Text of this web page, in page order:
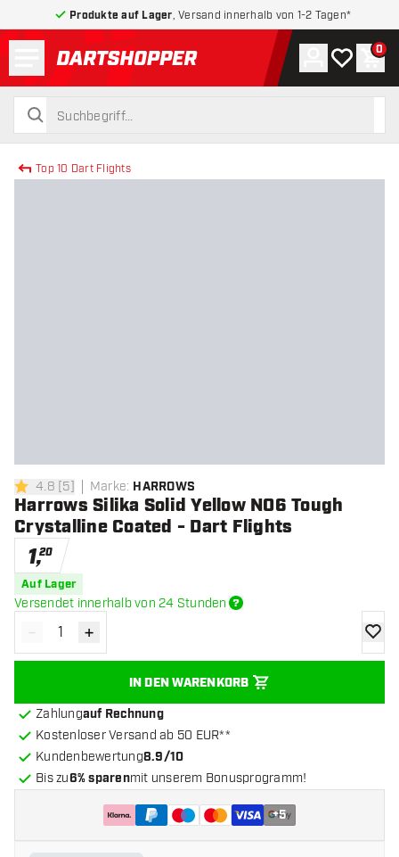
Produkte auf Lager , Versand innerhalb von 1-2 Tagen*
zurück zur Startseite
suchen
suchen
Konto
Meine 0
Top 10 Dart Flights
4.8 Bewertungssterne
4.8 [5] Marke: HARROWS
Harrows Silika Solid Yellow NO6 Tough
Crystalline Coated - Dart Flights
1,20
Auf Lager
Versendet innerhalb von 24 Stunden
Menge verringern
- Menge erhöhen
+
IN DEN WARENKORB
Zur
Zahlungauf Rechnung
Kostenloser Versand ab 50 EUR**
Kundenbewertung8.9/10
Bis zu6% sparenmit unserem Bonusprogramm!
+5